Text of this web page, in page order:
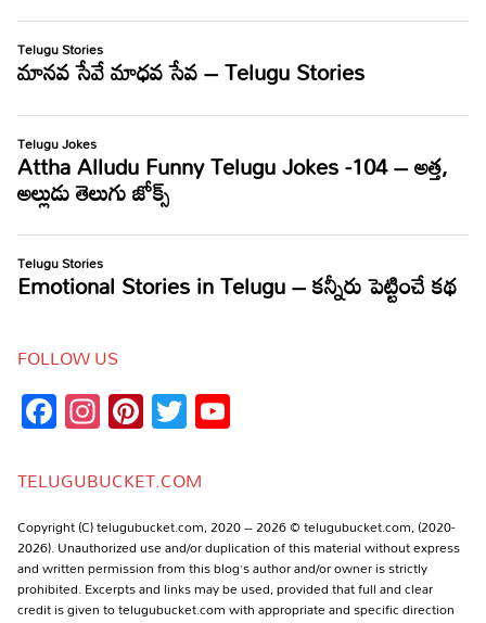
FOLLOW US
Facebook
Instagram
Pinterest
Twitter
TELUGUBUCKET.COM
Copyright (C) telugubucket.com, 2020 – 2026 © telugubucket.com, (2020-
2026). Unauthorized use and/or duplication of this material without express
and written permission from this blog’s author and/or owner is strictly
prohibited. Excerpts and links may be used, provided that full and clear
credit is given to telugubucket.com with appropriate and specific direction